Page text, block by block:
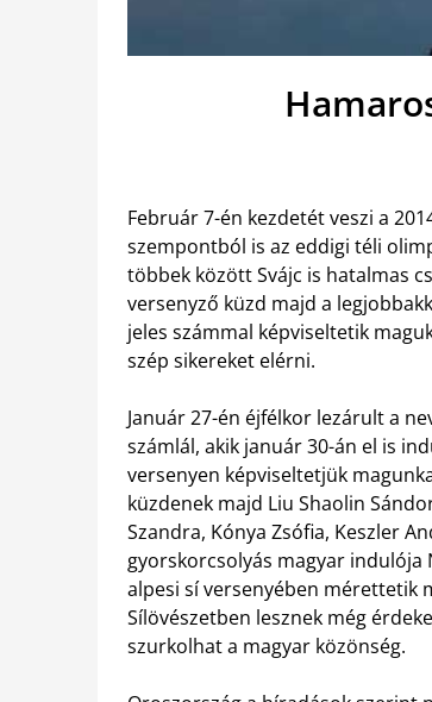
Február 7-én kezdetét veszi a
szempontból is az eddigi téli
többek között Svájc is hatalmas
versenyző küzd majd a
jeles számmal képviseltetik
szép sikereket elérni.
Január 27-én éjfélkor lezárult a
számlál, akik január 30-án el is
versenyen képviseltetjük
küzdenek majd Liu Shaolin
Szandra, Kónya Zsófia, Keszler
gyorskorcsolyás magyar indulója
alpesi sí versenyében mérettetik
Sílövészetben lesznek még
szurkolhat a magyar közönség.